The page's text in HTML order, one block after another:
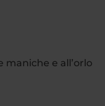
maniche e all’orlo